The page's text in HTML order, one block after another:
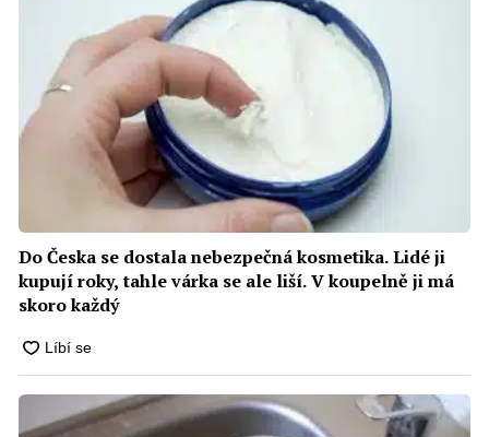
Do Česka se dostala nebezpečná kosmetika. Lidé ji
kupují roky, tahle várka se ale liší. V koupelně ji má
skoro každý